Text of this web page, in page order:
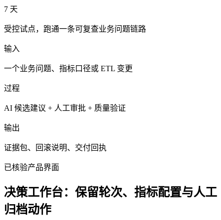
7 天
受控试点，跑通一条可复查业务问题链路
输入
一个业务问题、指标口径或 ETL 变更
过程
AI 候选建议 + 人工审批 + 质量验证
输出
证据包、回滚说明、交付回执
已核验产品界面
决策工作台：保留轮次、指标配置与人工
归档动作